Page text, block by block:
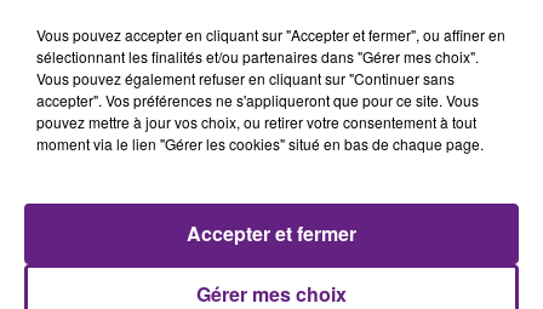
Vous pouvez accepter en cliquant sur "Accepter et fermer", ou affiner en
sélectionnant les finalités et/ou partenaires dans "Gérer mes choix".
Vous pouvez également refuser en cliquant sur "Continuer sans
accepter". Vos préférences ne s'appliqueront que pour ce site. Vous
pouvez mettre à jour vos choix, ou retirer votre consentement à tout
moment via le lien "Gérer les cookies" situé en bas de chaque page.
Gérer mes choix
Accepter et fermer